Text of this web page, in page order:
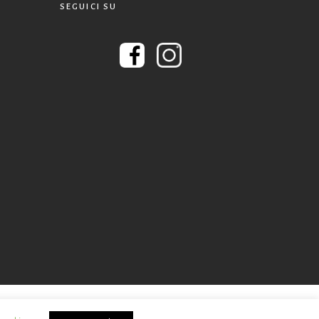
SEGUICI SU
- C.F. 92047890378